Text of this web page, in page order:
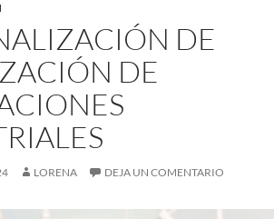
DE
DE
LORENA DEJA UN COMENTARIO